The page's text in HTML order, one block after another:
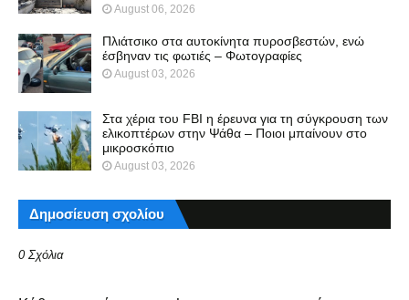
August 06, 2026
Πλιάτσικο στα αυτοκίνητα πυροσβεστών, ενώ
έσβηναν τις φωτιές – Φωτογραφίες
August 03, 2026
Στα χέρια του FBI η έρευνα για τη σύγκρουση των
ελικοπτέρων στην Ψάθα – Ποιοι μπαίνουν στο
μικροσκόπιο
August 03, 2026
Δημοσίευση σχολίου
0 Σχόλια